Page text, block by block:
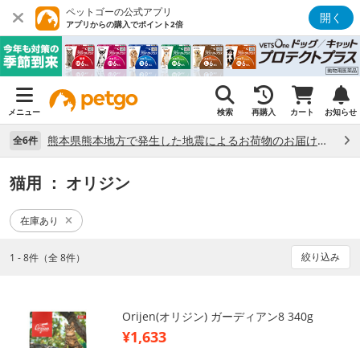
ペットゴーの公式アプリ
アプリからの購入でポイント2倍 開く
メニュー 検索 再購入 カート お知らせ
全6件 熊本県熊本地方で発生した地震によるお荷物のお届け状況について （7/28）
猫用 ： オリジン
在庫あり
1 - 8件（全 8件） 絞り込み
Orijen(オリジン) ガーディアン8 340g
¥1,633